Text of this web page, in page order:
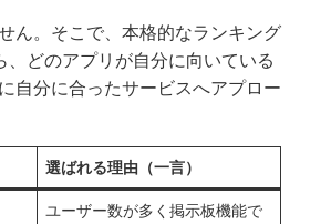
ん。そこで、本格的なランキング
どのアプリが自分に向いている
自分に合ったサービスへアプロー
選ばれる理由（一言）
ユーザー数が多く掲示板機能で